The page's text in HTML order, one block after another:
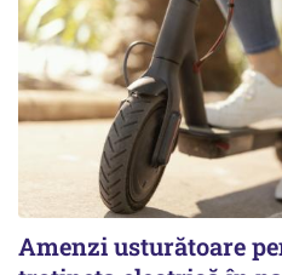
Amenzi usturătoare